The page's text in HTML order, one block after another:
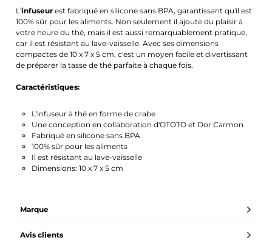
L'infuseurest fabriqué en silicone sans BPA, garantissant qu'il est
100% sûr pour les aliments. Non seulement il ajoute du plaisir à
votre heure du thé, mais il est aussi remarquablement pratique,
car il est résistant au lave-vaisselle. Avec ses dimensions
compactes de 10 x 7 x 5 cm, c'est un moyen facile et divertissant
de préparer la tasse de thé parfaite à chaque fois.
Caractéristiques:
L'infuseur à thé en forme de crabe
Une conception en collaboration d'OTOTO et Dor Carmon
Fabriqué en silicone sans BPA
100% sûr pour les aliments
Il est résistant au lave-vaisselle
Dimensions: 10 x 7 x 5 cm
Marque
Avis clients